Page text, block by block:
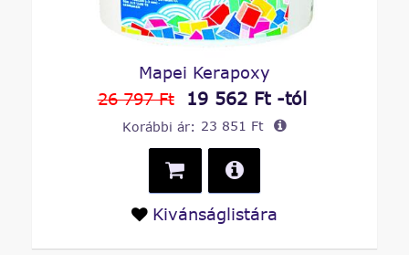
Mapei Kerapoxy
26 797 Ft
19 562 Ft -tól
Korábbi ár: 23 851 Ft
Kivánságlistára